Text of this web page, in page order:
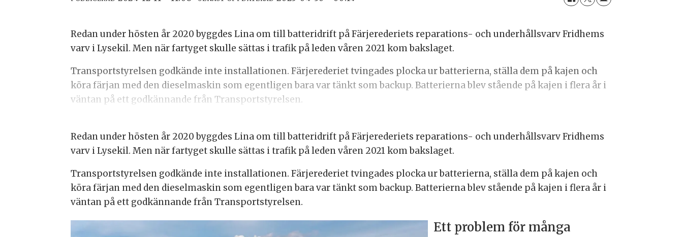
Redan under hösten år 2020 byggdes Lina om till batteridrift på Färjerederiets reparations- och underhållsvarv Fridhems
varv i Lysekil. Men när fartyget skulle sättas i trafik på leden våren 2021 kom bakslaget.
Transportstyrelsen godkände inte installationen. Färjerederiet tvingades plocka ur batterierna, ställa dem på kajen och
köra färjan med den dieselmaskin som egentligen bara var tänkt som backup. Batterierna blev stående på kajen i flera år i
väntan på ett godkännande från Transportstyrelsen.
Redan under hösten år 2020 byggdes Lina om till batteridrift på Färjerederiets reparations- och underhållsvarv Fridhems
varv i Lysekil. Men när fartyget skulle sättas i trafik på leden våren 2021 kom bakslaget.
Transportstyrelsen godkände inte installationen. Färjerederiet tvingades plocka ur batterierna, ställa dem på kajen och
köra färjan med den dieselmaskin som egentligen bara var tänkt som backup. Batterierna blev stående på kajen i flera år i
väntan på ett godkännande från Transportstyrelsen.
Ett problem för många